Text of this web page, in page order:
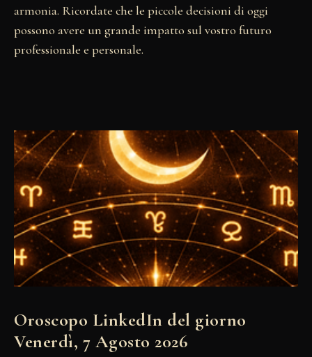
armonia. Ricordate che le piccole decisioni di oggi
possono avere un grande impatto sul vostro futuro
professionale e personale.
Oroscopo LinkedIn del giorno
Venerdì, 7 Agosto 2026